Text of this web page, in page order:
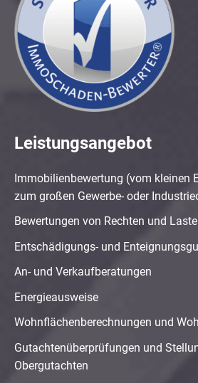
Leistungsangebot
Immobilienbewertung (vom kleinen
zum großen Gewerbe- oder
Bewertungen von Rechten und
Entschädigungs- und
An- und Verkaufberatungen
Energieausweise
Wohnflächenberechnungen und
Gutachtenüberprüfungen und
Obergutachten